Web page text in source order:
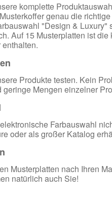
komplette
genau die
"Design & Luxury"
Auf 15 Musterplatten ist
Produkte testen. Kein
geringe Mengen einzelner
Farbauswahl
oder als großer Katalog
Musterplatten nach Ihren
natürlich auch Sie!